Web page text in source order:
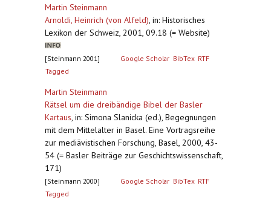
Martin Steinmann
Arnoldi, Heinrich (von Alfeld), in: Historisches
Lexikon der Schweiz, 2001, 09.18 (= Website)
[Steinmann 2001] Google Scholar BibTex RTF
Tagged
Martin Steinmann
Rätsel um die dreibändige Bibel der Basler
Kartaus, in: Simona Slanicka (ed.), Begegnungen
mit dem Mittelalter in Basel. Eine Vortragsreihe
zur mediävistischen Forschung, Basel, 2000, 43-
54 (= Basler Beiträge zur Geschichtswissenschaft,
171)
[Steinmann 2000] Google Scholar BibTex RTF
Tagged